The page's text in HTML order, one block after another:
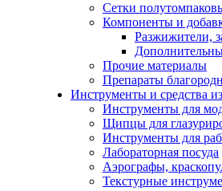
Сетки
Компоненты и
Разжижители,
Прочие материалы
Препараты
Инструменты и средства
Инструменты для
Щипцы для
Инструменты для
Лабораторная посуда
Аэрографы,
Текстурные